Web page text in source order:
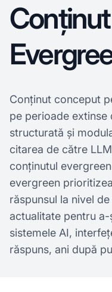
Conținut conceput
pe perioade
structurată și
citarea de către
conținutul
evergreen
răspunsul la nivel
actualitate pentru
sistemele AI,
răspuns, ani după